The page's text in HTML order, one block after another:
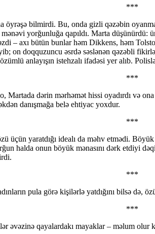
***
öyrəşə bilmirdi. Bu, onda gizli qəzəbin
mənəvi yorğunluğa qapıldı. Marta
– axı bütün bunlar həm Dikkens, həm
on doqquzuncu əsrdə səslənən qəzəbli
anlayışın istehzalı ifadəsi yer alıb.
***
dərin mərhəmət hissi oyadırdı və
danışmağa belə ehtiyac yoxdur.
***
üçün yaratdığı idealı da məhv etmədi.
halda onun böyük mənasını dərk etdiyi
***
pula görə kişilərlə yatdığını bilsə
***
əvəzinə qayalardakı mayaklar – məlum